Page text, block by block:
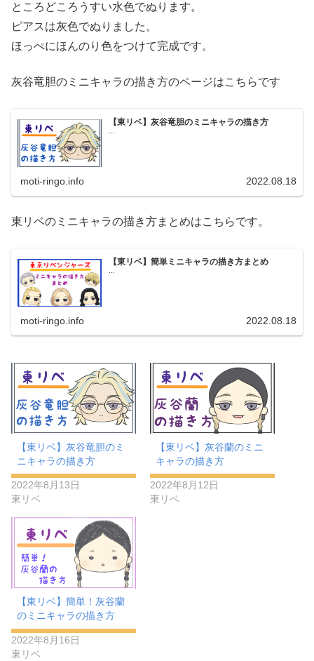
ところどころうすい水色でぬります。
ピアスは灰色でぬりました。
ほっぺにほんのり色をつけて完成です。
灰谷竜胆のミニキャラの描き方のページはこちらです
【東リベ】灰谷竜胆のミニキャラの描き方
moti-ringo.info 2022.08.18
東リベのミニキャラの描き方まとめはこちらです。
【東リベ】簡単ミニキャラの描き方まとめ
moti-ringo.info 2022.08.18
【東リベ】灰谷竜胆のミ
ニキャラの描き方
2022年8月13日
東リベ
【東リベ】灰谷蘭のミニ
キャラの描き方
2022年8月12日
東リベ
【東リベ】簡単！灰谷蘭
のミニキャラの描き方
2022年8月16日
東リベ